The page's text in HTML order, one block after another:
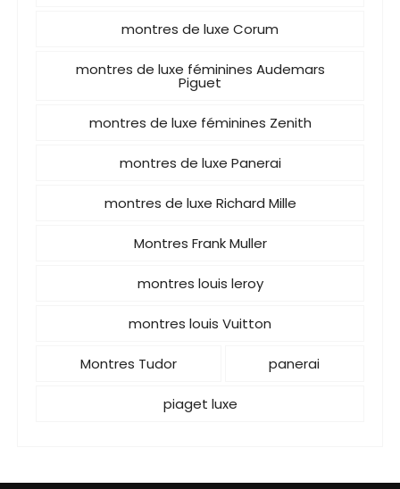
montres de luxe Corum
montres de luxe féminines Audemars
Piguet
montres de luxe féminines Zenith
montres de luxe Panerai
montres de luxe Richard Mille
Montres Frank Muller
montres louis leroy
montres louis Vuitton
Montres Tudor panerai
piaget luxe